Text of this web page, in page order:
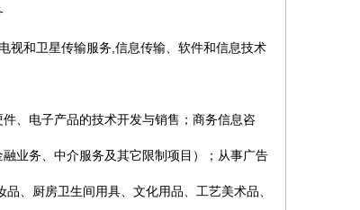
视和卫星传输服务,信息传输、软件和信息技术
、电子产品的技术开发与销售；商务信息咨
业务、中介服务及其它限制项目）；从事广告
、厨房卫生间用具、文化用品、工艺美术品、